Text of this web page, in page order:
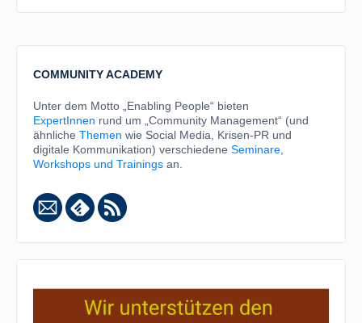
COMMUNITY ACADEMY
Unter dem Motto „Enabling People“ bieten
ExpertInnen rund um „Community Management“ (und
ähnliche Themen wie Social Media, Krisen-PR und
digitale Kommunikation) verschiedene Seminare,
Workshops und Trainings an.